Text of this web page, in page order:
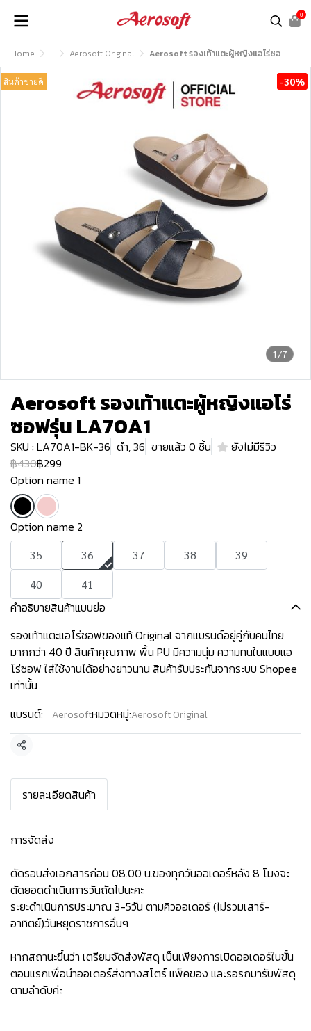
0
Home ... Aerosoft Original Aerosoft รองเท้าแตะผู้หญิงแอโร่ซอฟรุ่น LA70A1
1/7
สินค้าขายดี -30%
Aerosoft รองเท้าแตะผู้หญิงแอโร่
ซอฟรุ่น LA70A1
SKU : LA70A1-BK-36 ดำ, 36 ขายแล้ว 0 ชิ้น
ยังไม่มีรีวิว
฿430฿299
Option name 1
Option name 2
35 36 37 38
39
40
41
คำอธิบายสินค้าแบบย่อ
รองเท้าแตะแอโร่ซอฟของแท้ Original จากแบรนด์อยู่คู่กับคนไทย
มากกว่า 40 ปี สินค้าคุณภาพ พื้น PU มีความนุ่ม ความทนในแบบแอ
โร่ซอฟ ใส่ใช้งานได้อย่างยาวนาน สินค้ารับประกันจากระบบ Shopee
เท่านั้น
แบรนด์:
Aerosoftหมวดหมู่:Aerosoft Original
แชร์
รายละเอียดสินค้า
การจัดส่ง
ตัดรอบส่งเอกสารก่อน 08.00 น.ของทุกวันออเดอร์หลัง 8 โมงจะ
ตัดยอดดำเนินการวันถัดไปนะคะ
ระยะดำเนินการประมาณ 3-5วัน ตามคิวออเดอร์ (ไม่รวมเสาร์-
อาทิตย์)วันหยุดราชการอื่นๆ
หากสถานะขึ้นว่า เตรียมจัดส่งพัสดุ เป็นเพียงการเปิดออเดอร์ในขั้น
ตอนแรกเพื่อนำออเดอร์ส่งทางสโตร์ แพ็คของ และรอรถมารับพัสดุ
ตามลำดับค่ะ